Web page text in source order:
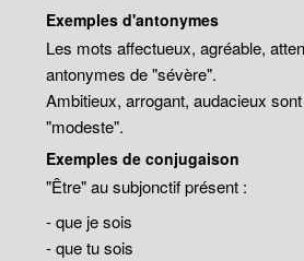
Exemples d'antonymes
Les mots affectueux, agréable,
antonymes de "sévère".
Ambitieux, arrogant, audacieux
"modeste".
Exemples de conjugaison
"Être" au subjonctif présent :
- que je sois
- que tu sois